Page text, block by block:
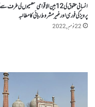
انسانی حقوق کی 12بین الاقوامی تنظیموں کی
پرویز کی فوری اور غیر مشروط رہائی کامطالبہ
22 نومبر, 2022